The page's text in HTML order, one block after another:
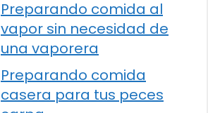
Preparando comida al
vapor sin necesidad de
una vaporera
Preparando comida
casera para tus peces